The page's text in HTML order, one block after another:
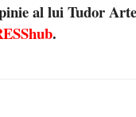
al lui Tudor
.